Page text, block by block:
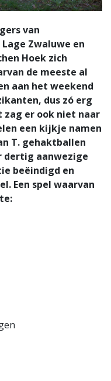
van
Zwaluwe en
Hoek zich
de meeste al
aan het weekend
dus zó erg
er ook niet naar
een kijkje namen
T. gehaktballen
dertig aanwezige
beëindigd en
Een spel waarvan